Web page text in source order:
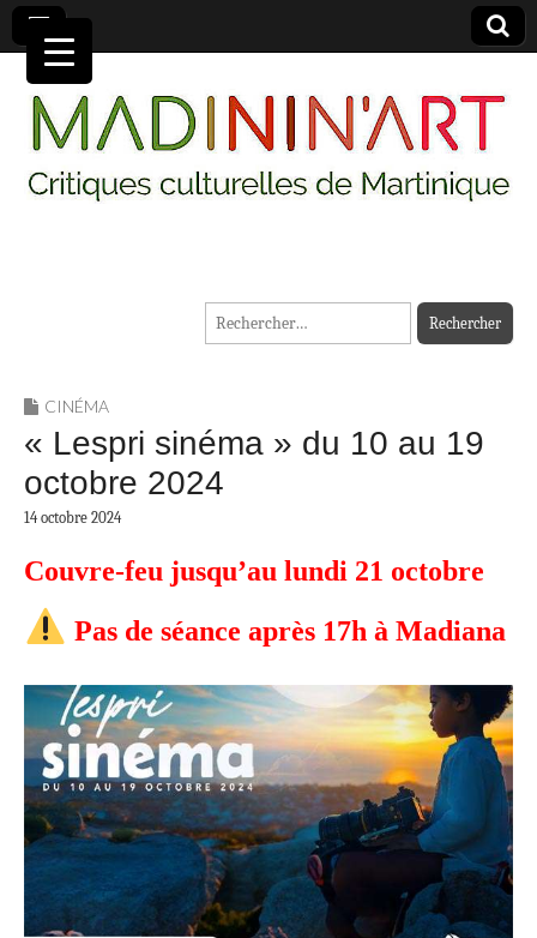
MADININ'ART
Rechercher :
CINÉMA
« Lespri sinéma » du 10 au 19
octobre 2024
14 octobre 2024
Couvre-feu jusqu’au lundi 21 octobre
Pas de séance après 17h à Madiana